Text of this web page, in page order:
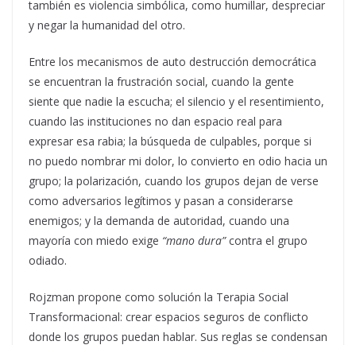
también es violencia simbólica, como humillar, despreciar
y negar la humanidad del otro.
Entre los mecanismos de auto destrucción democrática
se encuentran la frustración social, cuando la gente
siente que nadie la escucha; el silencio y el resentimiento,
cuando las instituciones no dan espacio real para
expresar esa rabia; la búsqueda de culpables, porque si
no puedo nombrar mi dolor, lo convierto en odio hacia un
grupo; la polarización, cuando los grupos dejan de verse
como adversarios legítimos y pasan a considerarse
enemigos; y la demanda de autoridad, cuando una
mayoría con miedo exige “mano dura”contra el grupo
odiado.
Rojzman propone como solución la Terapia Social
Transformacional: crear espacios seguros de conflicto
donde los grupos puedan hablar. Sus reglas se condensan